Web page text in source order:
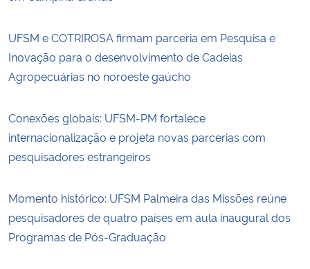
UFSM e COTRIROSA firmam parceria em Pesquisa e
Inovação para o desenvolvimento de Cadeias
Agropecuárias no noroeste gaúcho
Conexões globais: UFSM-PM fortalece
internacionalização e projeta novas parcerias com
pesquisadores estrangeiros
Momento histórico: UFSM Palmeira das Missões reúne
pesquisadores de quatro países em aula inaugural dos
Programas de Pós-Graduação